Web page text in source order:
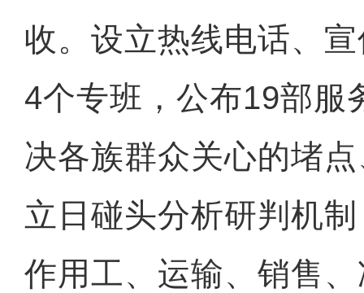
收。设立热线电话、
4个专班，公布19部服
决各族群众关心的堵
立日碰头分析研判机制
作用工、运输、销售